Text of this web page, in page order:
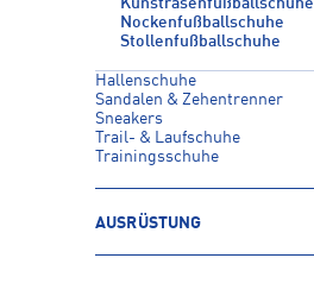
Kunstrasenfußballschuhe
Nockenfußballschuhe
Stollenfußballschuhe
Hallenschuhe
Sandalen & Zehentrenner
Sneakers
Trail- & Laufschuhe
Trainingsschuhe
AUSRÜSTUNG